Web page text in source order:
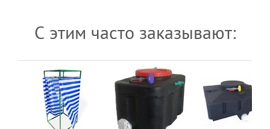
С этим часто заказывают: